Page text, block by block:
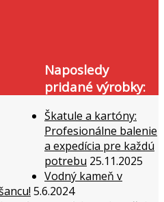
Naposledy
pridané výrobky:
Škatule a kartóny:
Profesionálne balenie
a expedícia pre každú
potrebu 25.11.2025
Vodný kameň v
5.6.2024